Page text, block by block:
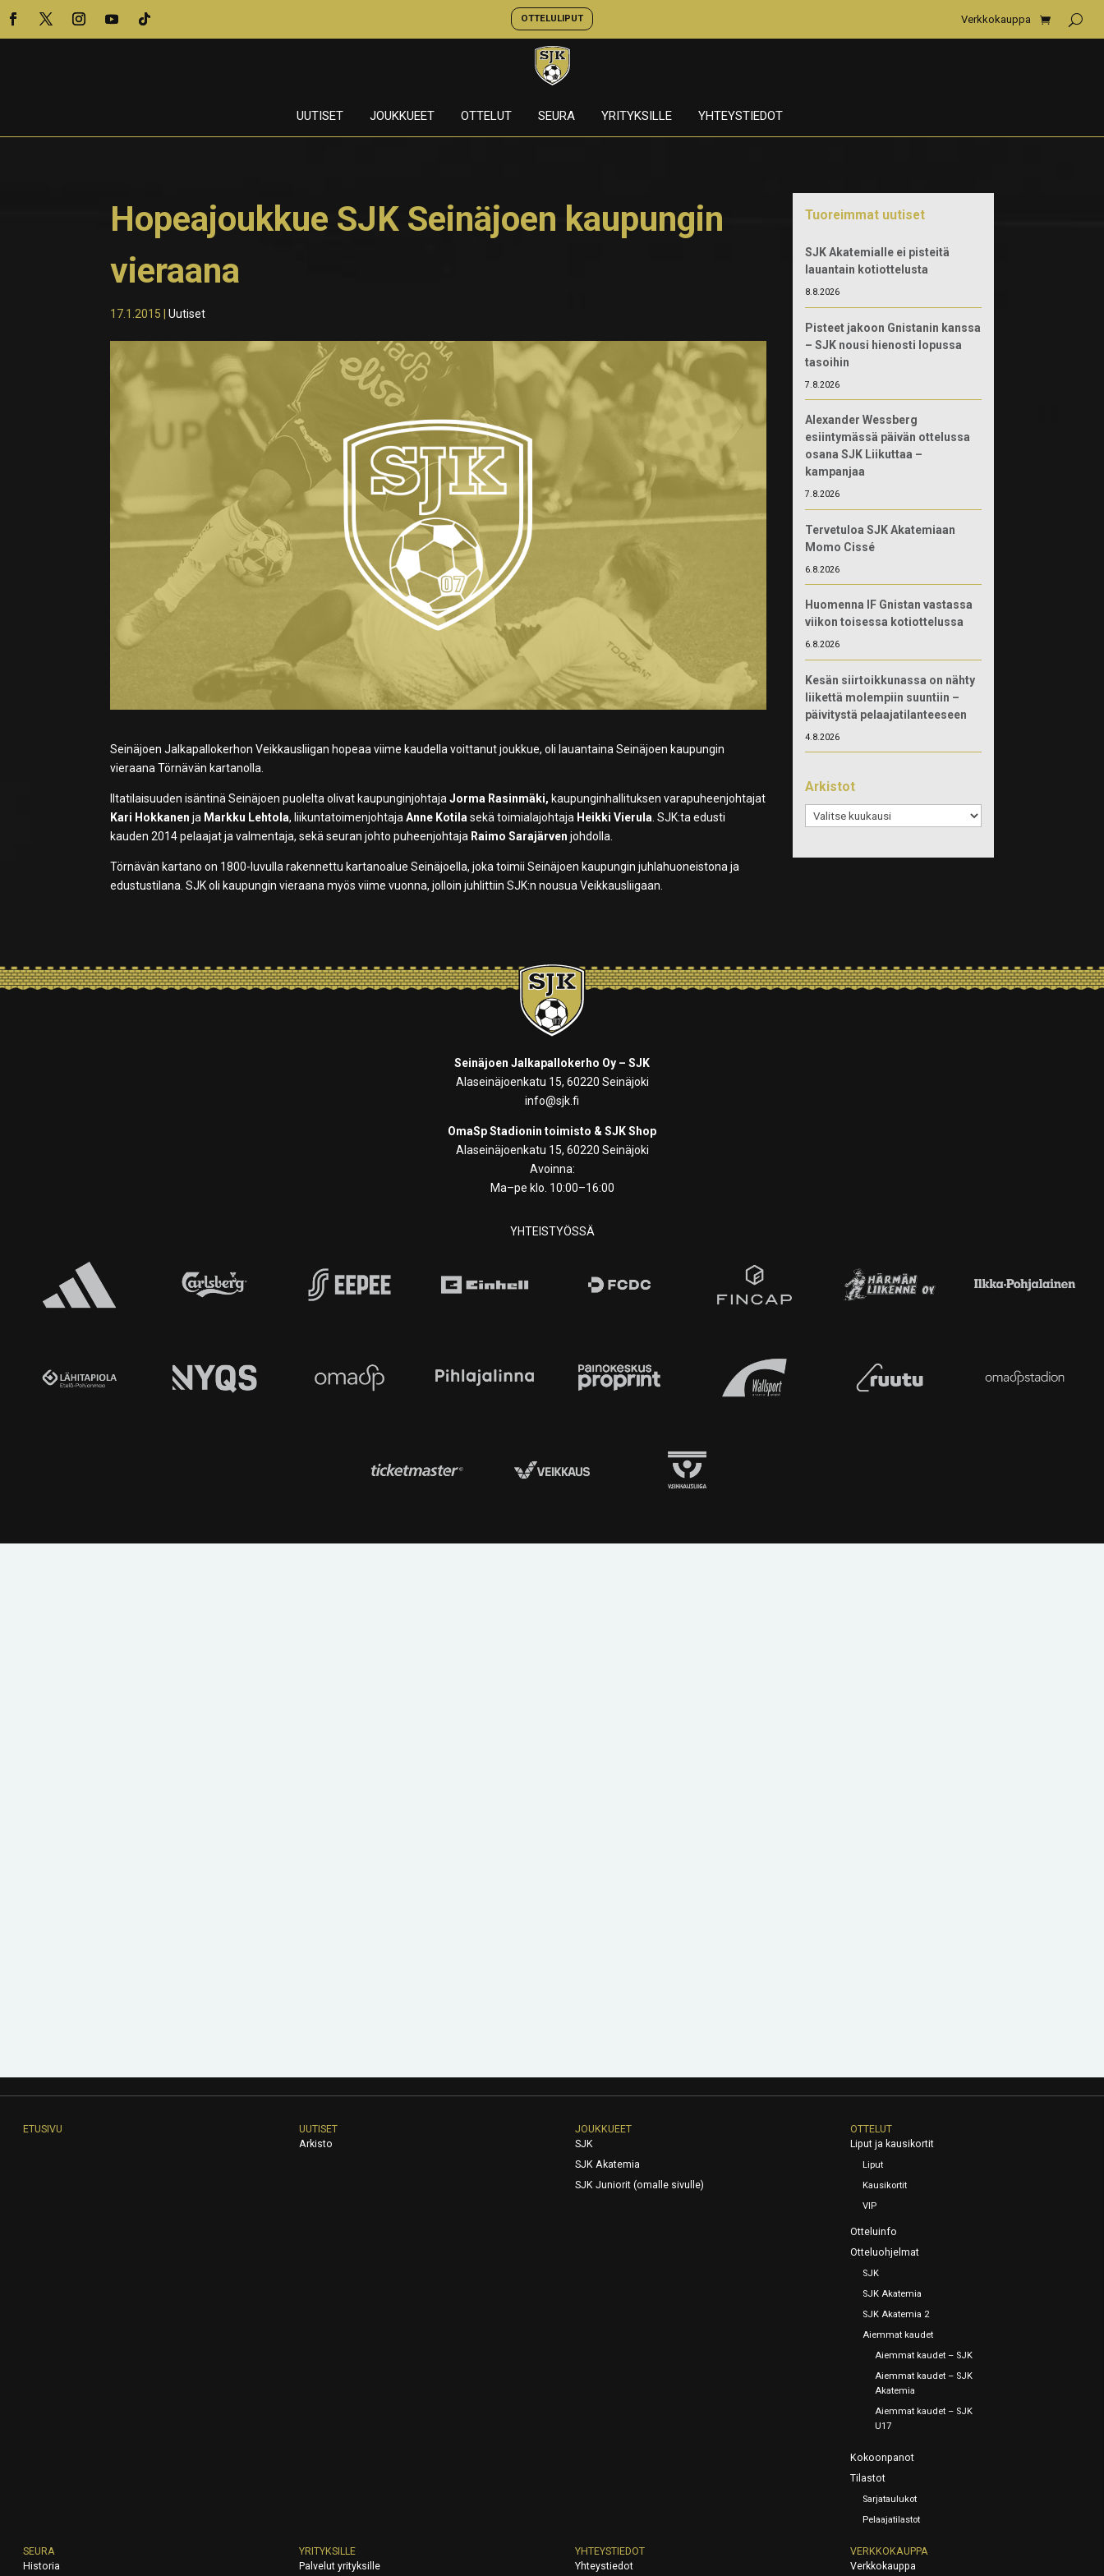
OTTELULIPUT Verkkokauppa
UUTISET JOUKKUEET OTTELUT SEURA YRITYKSILLE YHTEYSTIEDOT
Hopeajoukkue SJK Seinäjoen kaupungin
vieraana
17.1.2015 |Uutiset
Seinäjoen Jalkapallokerhon Veikkausliigan hopeaa viime kaudella voittanut joukkue, oli lauantaina Seinäjoen kaupungin
vieraana Törnävän kartanolla.
Iltatilaisuuden isäntinä Seinäjoen puolelta olivat kaupunginjohtajaJorma Rasinmäki, kaupunginhallituksen varapuheenjohtajat
Kari Hokkanen ja Markku Lehtola, liikuntatoimenjohtajaAnne Kotilasekä toimialajohtaja Heikki Vierula. SJK:ta edusti
kauden 2014 pelaajat ja valmentaja, sekä seuran johto puheenjohtaja Raimo Sarajärven johdolla.
Törnävän kartano on 1800-luvulla rakennettu kartanoalue Seinäjoella, joka toimii Seinäjoen kaupungin juhlahuoneistona ja
edustustilana. SJK oli kaupungin vieraana myös viime vuonna, jolloin juhlittiin SJK:n nousua Veikkausliigaan.
Tuoreimmat uutiset
SJK Akatemialle ei pisteitä
lauantain kotiottelusta
8.8.2026
Pisteet jakoon Gnistanin kanssa
– SJK nousi hienosti lopussa
tasoihin
7.8.2026
Alexander Wessberg
esiintymässä päivän ottelussa
osana SJK Liikuttaa –
kampanjaa
7.8.2026
Tervetuloa SJK Akatemiaan
Momo Cissé
6.8.2026
Huomenna IF Gnistan vastassa
viikon toisessa kotiottelussa
6.8.2026
Kesän siirtoikkunassa on nähty
liikettä molempiin suuntiin –
päivitystä pelaajatilanteeseen
4.8.2026
Arkistot
Arkistot
Seinäjoen Jalkapallokerho Oy – SJK
Alaseinäjoenkatu 15, 60220 Seinäjoki
info@sjk.fi
OmaSp Stadionin toimisto & SJK Shop
Alaseinäjoenkatu 15, 60220 Seinäjoki
Avoinna:
Ma–pe klo. 10:00–16:00
YHTEISTYÖSSÄ
ETUSIVU
UUTISET
Arkisto
JOUKKUEET
SJK
SJK Akatemia
SJK Juniorit (omalle sivulle)
OTTELUT
Liput ja kausikortit
Liput
Kausikortit
VIP
Otteluinfo
Otteluohjelmat
SJK
SJK Akatemia
SJK Akatemia 2
Aiemmat kaudet
Aiemmat kaudet – SJK
Aiemmat kaudet – SJK
Akatemia
Aiemmat kaudet – SJK
U17
Kokoonpanot
Tilastot
Sarjataulukot
Pelaajatilastot
SEURA
Historia
YRITYKSILLE
Palvelut yrityksille
YHTEYSTIEDOT
Yhteystiedot
VERKKOKAUPPA
Verkkokauppa